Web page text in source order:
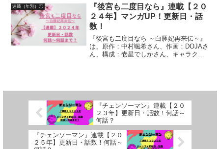
日、掲載話数について詳しく紹介してい
ます
連載（年別）①
『後宮も二度目なら』連載【２０
２４年】マンガUP！更新日・話
数！
『後宮も二度目なら ～白豚妃再来伝～』
は、原作：中村颯希さん、作画：DOJAさ
ん、構成：壱星でしかさん、キャラクタ
『チェンソーマン』連載【２０
２３年】更新日・話数！何話～
何話？
『チェンソーマン』連載【２０
２５年】更新日・話数！何話～